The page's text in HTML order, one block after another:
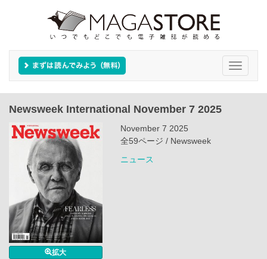
Toggle
Newsweek International November 7 2025
拡大
November 7 2025
全59ページ / Newsweek
ニュース